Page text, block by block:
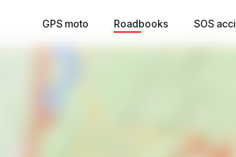
GPS moto Roadbooks SOS